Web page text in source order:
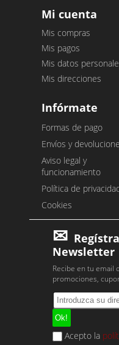
Mi cuenta
Mis compras
Mis pagos
Mis datos
Mis direcciones
Infórmate
Formas de pago
Envíos y
Aviso legal y
funcionamiento
Política de
Cookies
Newsletter
Recibe en tu email
promociones,
Acepto la